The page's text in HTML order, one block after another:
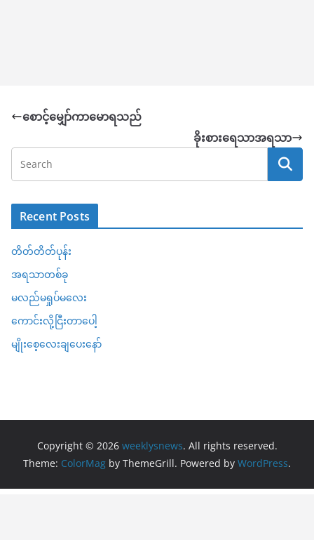
စောင့်မျှော်ကာမောရသည်
ခိုးစားရေသာအရသာ
Recent Posts
တိတ်တိတ်ပုန်း
အရသာတစ်ခု
မလည်မရှုပ်မလေး
ကောင်းလို့ငြီးတာပေါ့
မျိုးစေ့လေးချပေးနော်
Copyright © 2026 weeklysnews. All rights reserved.
Theme: ColorMag by ThemeGrill. Powered by WordPress.